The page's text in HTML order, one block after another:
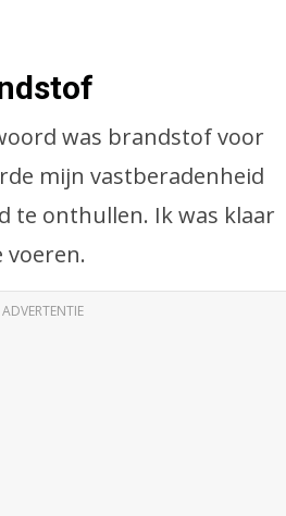
was brandstof voor
mijn vastberadenheid
te onthullen. Ik was klaar
ADVERTENTIE